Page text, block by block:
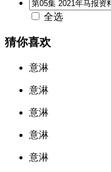
全选
猜你喜欢
意淋
意淋
意淋
意淋
意淋